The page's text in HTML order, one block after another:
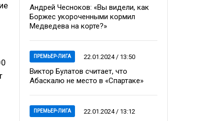
Андрей Чесноков: «Вы видели, как
Боржес укороченными кормил
Медведева на корте?»
ПРЕМЬЕР-ЛИГА 22.01.2024 / 13:50
Виктор Булатов считает, что
Абаскалю не место в «Спартаке»
ПРЕМЬЕР-ЛИГА 22.01.2024 / 13:12